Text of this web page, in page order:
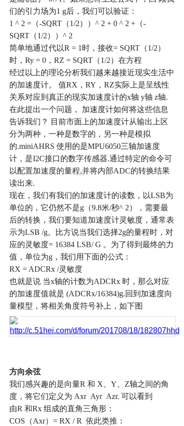
们的引力场为1 g后，我们可以验证：
1 ^ 2 = （-SQRT （1/2））^ 2 + 0 ^ 2 + （-
SQRT （1/2））^ 2
简单地通过代以R = 1 时，接收= SQRT （1/2）
时，Ry = 0 ，RZ = SQRT （1/2）在方程
经过以上的理论分析我们越来越接近现实生活中
的加速度计。
值RX ，RY ，RZ实际上是呈线性
关系对应到真正的现实加速度计的x轴 y轴 z轴.
在此提出一个问题，
加速度计如何将这些信息
告诉我们？
目前市面上的加速度计从输出上区
分为两种，一种是数字的，另一种是模拟
的.miniAHRS使用的是MPU6050三轴加速度
计，是I2C接口的数字传感器.通过特定的命令可
以配置加速度的量程,并将内部ADC的转换结果
读出来.
现在，我们有我们的加速度计的读数，以LSB为
单位的，它仍然不是g （9.8米/秒^ 2），需要最
后的转换，我们要知道加速度计灵敏度，通常表
示为LSB /g。比方说当我们选择2g的量程时，对
应的灵敏度= 16384 LSB/ G 。为了得到最终的力
值，单位为g ，我们用下面的公式：
RX = ADCRx /灵敏度
也就是说 当x轴的计数为ADCRx 时，那么对应
的加速度值就是 (ADCRx/16384)g.回到加速度向
量模型，将相关角度符号补上，如下图
方向余弦
我们感兴趣的是向量R和 X 、Y Z轴之间的角
度，将它们定义为 Axr Ayr Azr.可以看到
由R和Rx组成的直角三角形：
COS （Axr）= RX / R依此类推：